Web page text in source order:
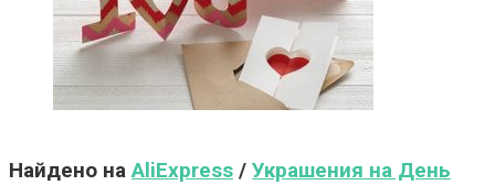
Найдено наAliExpress / Украшения на День